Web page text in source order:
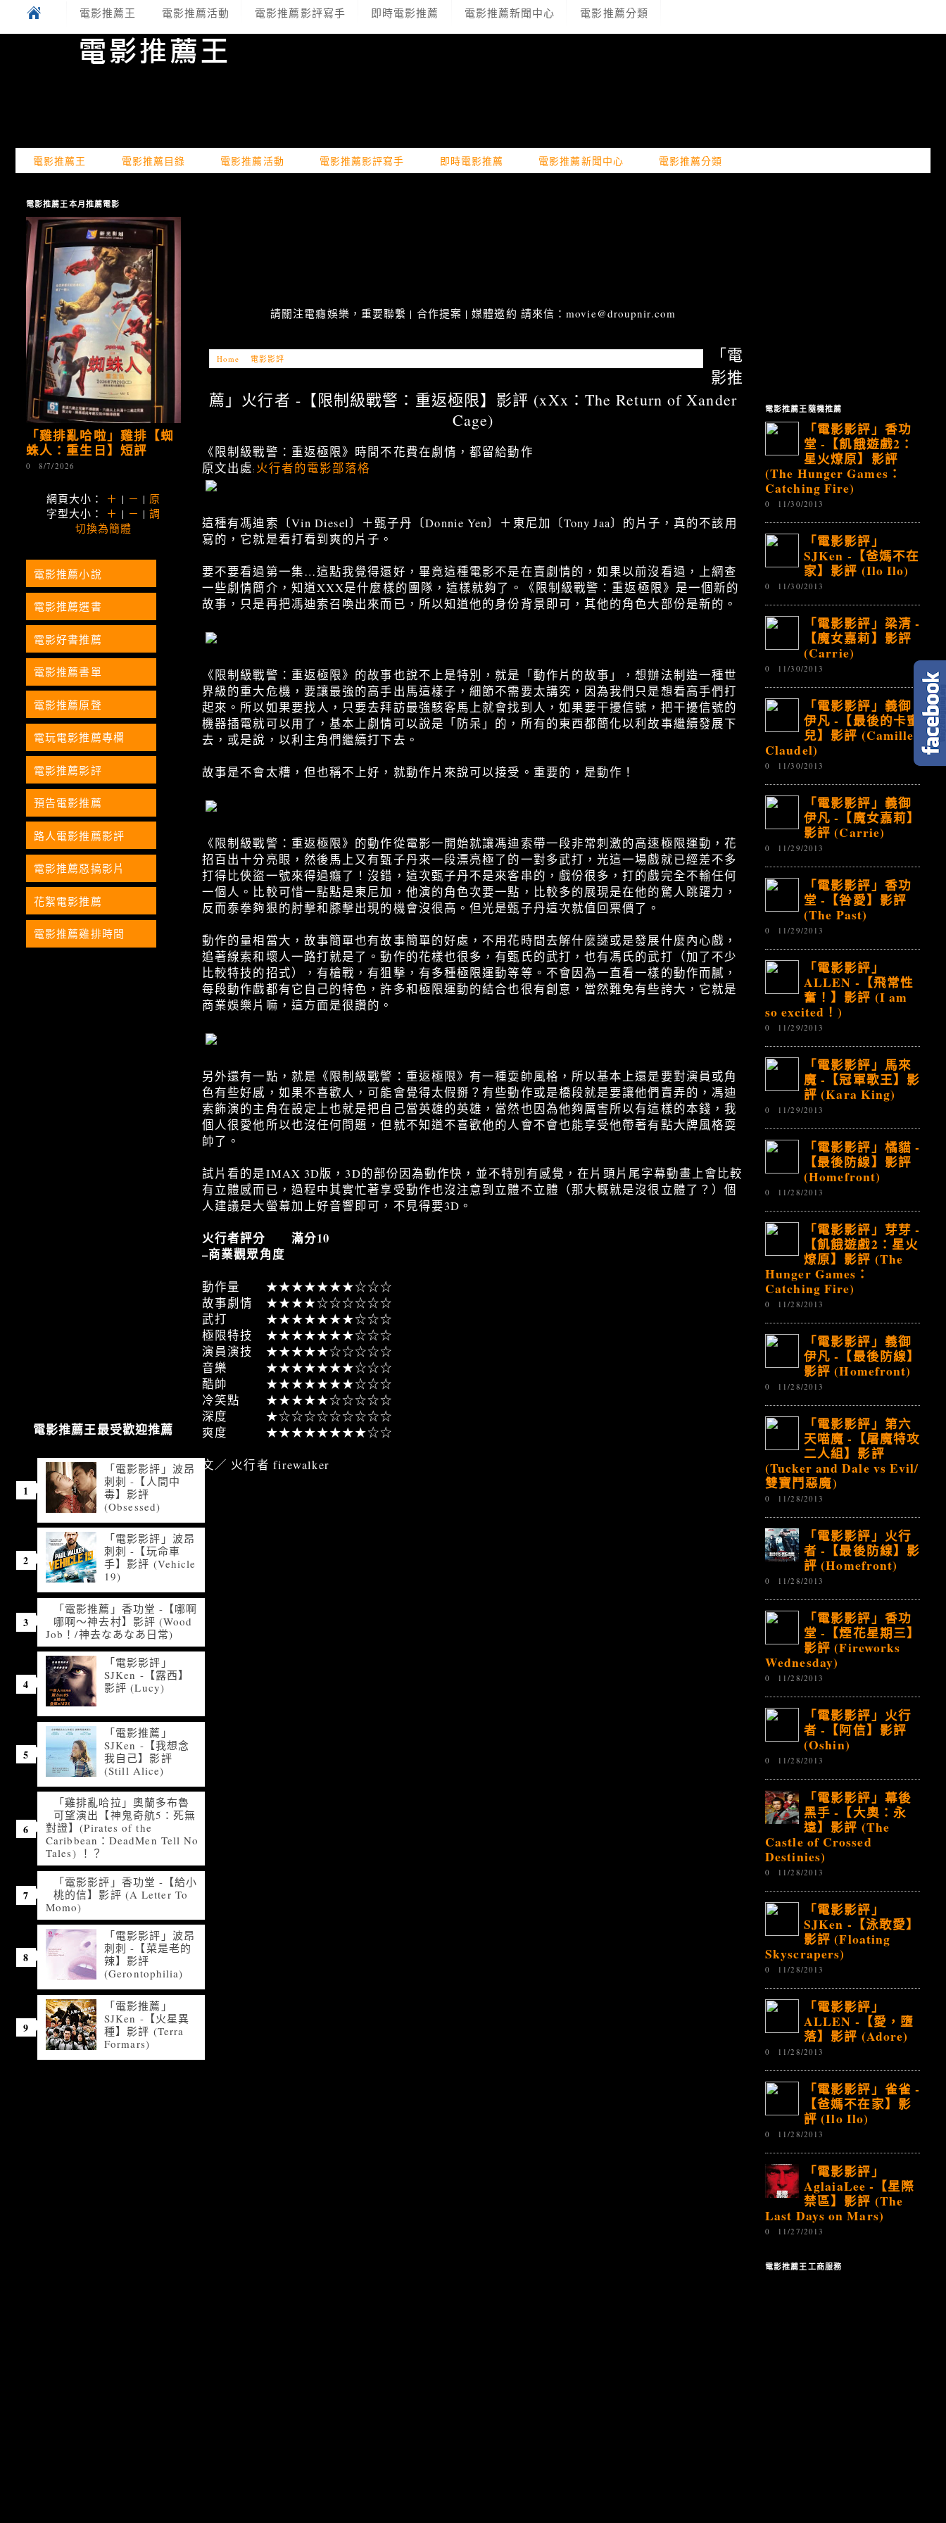
電影推薦王 電影推薦活動 電影推薦影評寫手 即時電影推薦 電影推薦新聞中心 電影推薦分類
電影推薦王 電影推薦目錄 電影推薦活動 電影推薦影評寫手 即時電影推薦 電影推薦新聞中心 電影推薦分類
請關注電癮娛樂，重要聯繫 | 合作提案 | 媒體邀約 請來信：movie@droupnir.com
Home 電影影評
「電
影推
薦」火行者 -【限制級戰警：重返極限】影評 (xXx：The Return of Xander
Cage)
《限制級戰警：重返極限》時間不花費在劇情，都留給動作
原文出處: 火行者的電影部落格
這種有馮迪索〔Vin Diesel〕＋甄子丹〔Donnie Yen〕＋東尼加〔Tony Jaa〕的片子，真的不該用
寫的，它就是看打看到爽的片子。
要不要看過第一集…這點我覺得還好，畢竟這種電影不是在賣劇情的，如果以前沒看過，上網查
一些劇情簡介，知道XXX是什麼樣的團隊，這樣就夠了。《限制級戰警：重返極限》是一個新的
故事，只是再把馮迪索召喚出來而已，所以知道他的身份背景即可，其他的角色大部份是新的。
《限制級戰警：重返極限》的故事也說不上是特別，就是「動作片的故事」，想辦法制造一種世
界級的重大危機，要讓最強的高手出馬這樣子，細節不需要太講究，因為我們只是想看高手們打
起來。所以如果要找人，只要去拜訪最強駭客馬上就會找到人，如果要干擾信號，把干擾信號的
機器插電就可以用了，基本上劇情可以說是「防呆」的，所有的東西都簡化以利故事繼續發展下
去，或是說，以利主角們繼續打下去。
故事是不會太糟，但也稱不上好，就動作片來說可以接受。重要的，是動作！
《限制級戰警：重返極限》的動作從電影一開始就讓馮迪索帶一段非常刺激的高速極限運動，花
招百出十分亮眼，然後馬上又有甄子丹來一段漂亮極了的一對多武打，光這一場戲就已經差不多
打得比俠盜一號來得過癮了！沒錯，這次甄子丹不是來客串的，戲份很多，打的戲完全不輸任何
一個人。比較可惜一點點是東尼加，他演的角色次要一點，比較多的展現是在他的驚人跳躍力，
反而泰拳夠狠的肘擊和膝擊出現的機會沒很高。但光是甄子丹這次就值回票價了。
動作的量相當大，故事簡單也有故事簡單的好處，不用花時間去解什麼謎或是發展什麼內心戲，
追著線索和壞人一路打就是了。動作的花樣也很多，有甄氏的武打，也有馮氏的武打（加了不少
比較特技的招式），有槍戰，有狙擊，有多種極限運動等等。不會因為一直看一樣的動作而膩，
每段動作戲都有它自己的特色，許多和極限運動的結合也很有創意，當然難免有些誇大，它就是
商業娛樂片嘛，這方面是很讚的。
另外還有一點，就是《限制級戰警：重返極限》有一種耍帥風格，所以基本上還是要對演員或角
色有些好感，如果不喜歡人，可能會覺得太假掰？有些動作或是橋段就是要讓他們賣弄的，馮迪
索飾演的主角在設定上也就是把自己當英雄的英雄，當然也因為他夠厲害所以有這樣的本錢，我
個人很愛他所以也沒任何問題，但就不知道不喜歡他的人會不會也能享受他帶著有點大牌風格耍
帥了。
試片看的是IMAX 3D版，3D的部份因為動作快，並不特別有感覺，在片頭片尾字幕動畫上會比較
有立體感而已，過程中其實忙著享受動作也沒注意到立體不立體（那大概就是沒很立體了？）個
人建議是大螢幕加上好音響即可，不見得要3D。
火行者評分 滿分10
–商業觀眾角度
動作量 ★★★★★★★☆☆☆
故事劇情 ★★★★☆☆☆☆☆☆
武打 ★★★★★★★☆☆☆
極限特技 ★★★★★★★☆☆☆
演員演技 ★★★★★☆☆☆☆☆
音樂 ★★★★★★★☆☆☆
酷帥 ★★★★★★★☆☆☆
冷笑點 ★★★★★☆☆☆☆☆
深度 ★☆☆☆☆☆☆☆☆☆
爽度 ★★★★★★★★☆☆
文／ 火行者 firewalker
電影推薦王本月推薦電影
「雞排亂哈啦」雞排【蜘
蛛人：重生日】短評
0 8/7/2026
網頁大小： ＋ | － | 原
字型大小： ＋ | － |調
切換為簡體
電影推薦小說
電影推薦選書
電影好書推薦
電影推薦書單
電影推薦原聲
電玩電影推薦專欄
電影推薦影評
預告電影推薦
路人電影推薦影評
電影推薦惡搞影片
花絮電影推薦
電影推薦雞排時間
電影推薦王最受歡迎推薦
「電影影評」波昂
刺刺 -【人間中
毒】影評
(Obsessed)
「電影影評」波昂
刺刺 -【玩命車
手】影評 (Vehicle
19)
「電影推薦」香功堂 -【哪啊
哪啊～神去村】影評 (Wood
Job！/神去なあなあ日常)
「電影影評」
SJKen -【露西】
影評 (Lucy)
「電影推薦」
SJKen -【我想念
我自己】影評
(Still Alice)
「雞排亂哈拉」奧蘭多布魯
可望演出【神鬼奇航5：死無
對證】(Pirates of the
Caribbean：DeadMen Tell No
Tales) ！？
「電影影評」香功堂 -【給小
桃的信】影評 (A Letter To
Momo)
「電影影評」波昂
刺刺 -【菜是老的
辣】影評
(Gerontophilia)
「電影推薦」
SJKen -【火星異
種】影評 (Terra
Formars)
電影推薦王隨機推薦
「電影影評」香功
堂 -【飢餓遊戲2：
星火燎原】影評
(The Hunger Games：
Catching Fire)
0 11/30/2013
「電影影評」
SJKen -【爸媽不在
家】影評 (Ilo Ilo)
0 11/30/2013
「電影影評」梁清 -
【魔女嘉莉】影評
(Carrie)
0 11/30/2013
「電影影評」義御
伊凡 -【最後的卡蜜
兒】影評 (Camille
Claudel)
0 11/30/2013
「電影影評」義御
伊凡 -【魔女嘉莉】
影評 (Carrie)
0 11/29/2013
「電影影評」香功
堂 -【咎愛】影評
(The Past)
0 11/29/2013
「電影影評」
ALLEN -【飛常性
奮！】影評 (I am
so excited！)
0 11/29/2013
「電影影評」馬來
魔 -【冠軍歌王】影
評 (Kara King)
0 11/29/2013
「電影影評」橘貓 -
【最後防線】影評
(Homefront)
0 11/28/2013
「電影影評」芽芽 -
【飢餓遊戲2：星火
燎原】影評 (The
Hunger Games：
Catching Fire)
0 11/28/2013
「電影影評」義御
伊凡 -【最後防線】
影評 (Homefront)
0 11/28/2013
「電影影評」第六
天喵魔 -【屠魔特攻
二人組】影評
(Tucker and Dale vs Evil/
雙寶鬥惡魔)
0 11/28/2013
「電影影評」火行
者 -【最後防線】影
評 (Homefront)
0 11/28/2013
「電影影評」香功
堂 -【煙花星期三】
影評 (Fireworks
Wednesday)
0 11/28/2013
「電影影評」火行
者 -【阿信】影評
(Oshin)
0 11/28/2013
「電影影評」幕後
黑手 -【大奧：永
遠】影評 (The
Castle of Crossed
Destinies)
0 11/28/2013
「電影影評」
SJKen -【泳敢愛】
影評 (Floating
Skyscrapers)
0 11/28/2013
「電影影評」
ALLEN -【愛，墮
落】影評 (Adore)
0 11/28/2013
「電影影評」雀雀 -
【爸媽不在家】影
評 (Ilo Ilo)
0 11/28/2013
「電影影評」
AglaiaLee -【星際
禁區】影評 (The
Last Days on Mars)
0 11/27/2013
電影推薦王工商服務